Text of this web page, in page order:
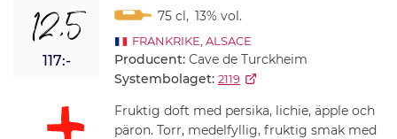
12,5
117:-
75 cl, 13% vol.
FRANKRIKE ALSACE
Producent: Cave de Turckheim
Systembolaget: 2119
Fruktig doft med persika, lichie, äpple och
päron. Torr, medelfyllig, fruktig smak med